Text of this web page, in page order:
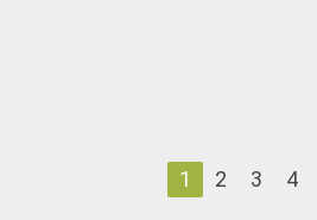
1 2 3 4